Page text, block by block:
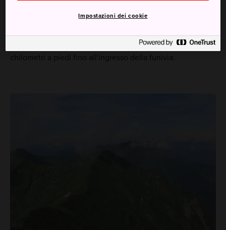
(50 minuti). Dalla stazione JR di Minakami (linea Joetsu),
dista 20 minuti di autobus. La stazione JR di Doai si trova
sulla stessa linea, due fermate dopo Minakami: 1,3
chilometri a piedi fino all'ingresso della funivia.
Impostazioni dei cookie